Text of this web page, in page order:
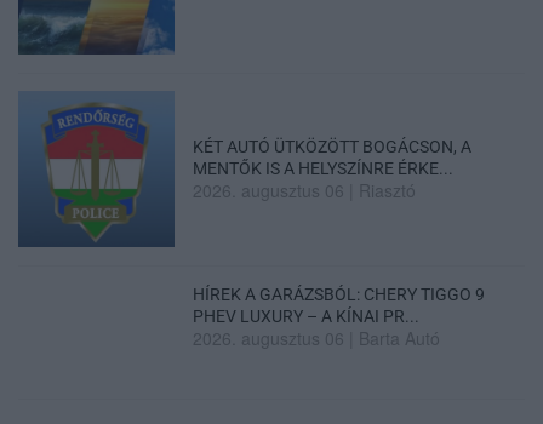
KÉT AUTÓ ÜTKÖZÖTT BOGÁCSON, A
MENTŐK IS A HELYSZÍNRE ÉRKE...
2026. augusztus 06 Riasztó
HÍREK A GARÁZSBÓL: CHERY TIGGO 9
PHEV LUXURY – A KÍNAI PR...
2026. augusztus 06 Barta Autó